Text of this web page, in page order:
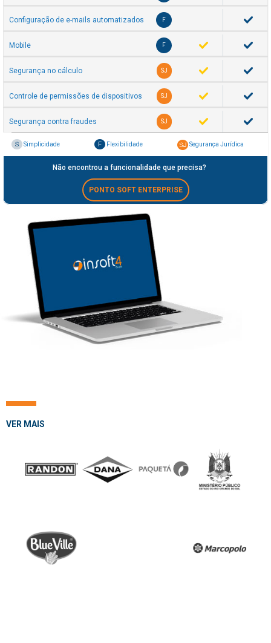
Configuração de e-mails automatizados F
Mobile F
Segurança no cálculo SJ
Controle de permissões de dispositivos SJ
Segurança contra fraudes SJ
Simplicidade Flexibilidade Segurança Jurídica
Não encontrou a funcionalidade que precisa?
PONTO SOFT ENTERPRISE
VER MAIS